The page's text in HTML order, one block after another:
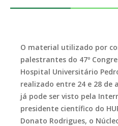
O material utilizado por
palestrantes do 47º
Hospital Universitário
realizado entre 24 e 28 de
já pode ser visto pela
presidente científico do
Donato Rodrigues, o